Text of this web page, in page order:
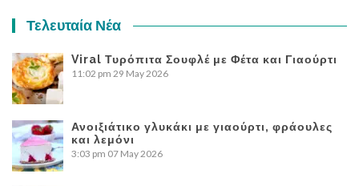
Τελευταία Νέα
Viral Τυρόπιτα Σουφλέ με Φέτα και Γιαούρτι
11:02 pm 29 May 2026
Ανοιξιάτικο γλυκάκι με γιαούρτι, φράουλες
και λεμόνι
3:03 pm 07 May 2026